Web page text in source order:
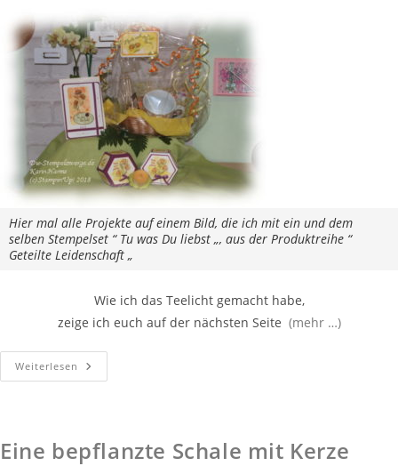
Hier mal alle Projekte auf einem Bild, die ich mit ein und dem
selben Stempelset “ Tu was Du liebst „, aus der Produktreihe “
Geteilte Leidenschaft „
Wie ich das Teelicht gemacht habe,
zeige ich euch auf der nächsten Seite (mehr …)
Weiterlesen
Eine bepflanzte Schale mit Kerze